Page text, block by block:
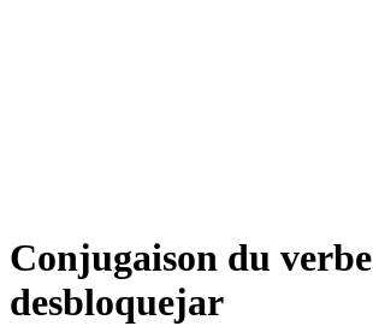
Conjugaison du verbe
desbloquejar